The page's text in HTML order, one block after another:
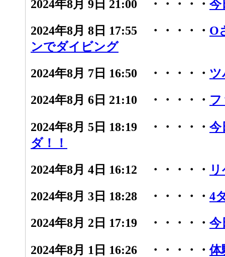
2024年8月 9日 21:00 ・・・・・ 今
2024年8月 8日 17:55 ・・・・・ O
ンでダイビング
2024年8月 7日 16:50 ・・・・・ ツ
2024年8月 6日 21:10 ・・・・・ フ
2024年8月 5日 18:19 ・・・・・ 今
ダ！！
2024年8月 4日 16:12 ・・・・・
2024年8月 3日 18:28 ・・・・・ 4
2024年8月 2日 17:19 ・・・・・ 今
2024年8月 1日 16:26 ・・・・・体